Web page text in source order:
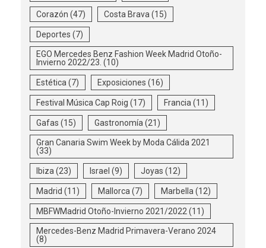
Corazón (47) Costa Brava(15)
Deportes (7)
EGO Mercedes Benz Fashion Week Madrid Otoño-
Invierno 2022/23. (10)
Estética(7) Exposiciones (16)
Festival Música Cap Roig (17) Francia(11)
Gafas (15) Gastronomía(21)
Gran Canaria Swim Week by Moda Cálida 2021
(33)
Ibiza(23) Israel (9) Joyas (12)
Madrid (11) Mallorca(7) Marbella(12)
MBFWMadrid Otoño-Invierno 2021/2022(11)
Mercedes-Benz Madrid Primavera-Verano 2024
(8)